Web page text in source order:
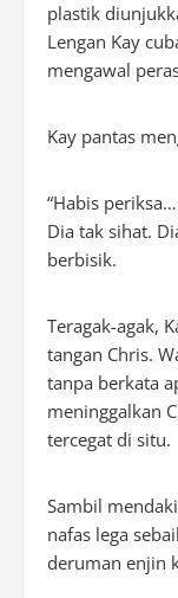
plastik
Lengan Kay
mengawal
Kay pantas
“Habis
Dia tak sihat.
berbisik.
Teragak-agak,
tangan Chris.
tanpa berkata
meninggalkan
tercegat di situ.
Sambil
nafas lega
deruman enjin